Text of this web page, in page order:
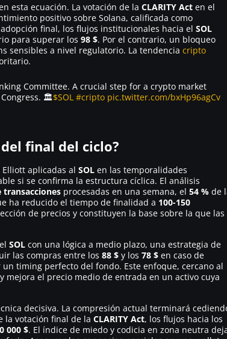
esta ecuación. La votación de la CLARITY Act en el
positivo sobre Solana, calificada como
final, los flujos institucionales hacia el SOL
para superar los 98 $. Por el contrario, un bloqueo
sensibles a nivel regulatorio. La tendencia cripto
Committee. A crucial step for a crypto market
🏛️$SOL #cripto pic.twitter.com/bxHp96agCv
final del ciclo?
aplicadas al SOL en las temporalidades
si se confirma la estructura cíclica. El análisis
transacciones procesadas en una semana, el 54 % de
ha reducido el tiempo de finalidad a 100-150
de precios y constituyen la base sobre la que las
SOL con una lógica a medio plazo, una estrategia de
las compras entre los 88 $ y los 78 $ en caso de
timing perfecto del fondo. Este enfoque, cercano al
mejora el precio medio de entrada en un activo cuya
decisiva. La compresión actual terminará
la votación final de la CLARITY Act, los flujos hacia los
000 $. El índice de miedo y codicia en zona neutra